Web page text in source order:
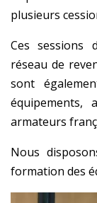
plusieurs
Ces sessions
réseau de
sont
équipements,
armateurs
Nous
formation des